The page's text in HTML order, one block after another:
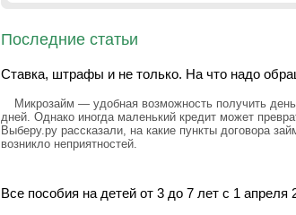
Последние статьи
Ставка, штрафы и не только. На что надо
Микрозайм — удобная возможность получить
дней. Однако иногда маленький кредит может
Выберу.ру рассказали, на какие пункты договора
возникло неприятностей.
Все пособия на детей от 3 до 7 лет с 1